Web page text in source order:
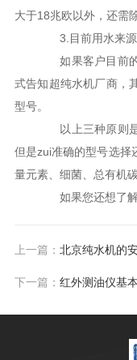
大于18兆欧以外，还需
3.目前用水来源
如果客户目前的
式告知超纯水机厂商，
型号。
以上三种原则是
但是zui准确的型号选择
量元素、细菌、总有机碳
如果您还想了解
上一篇： 北京纯水机的
下一篇： 红外测油仪基